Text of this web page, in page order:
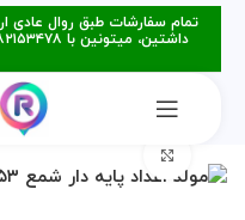
تمام سفارشات طبق روال